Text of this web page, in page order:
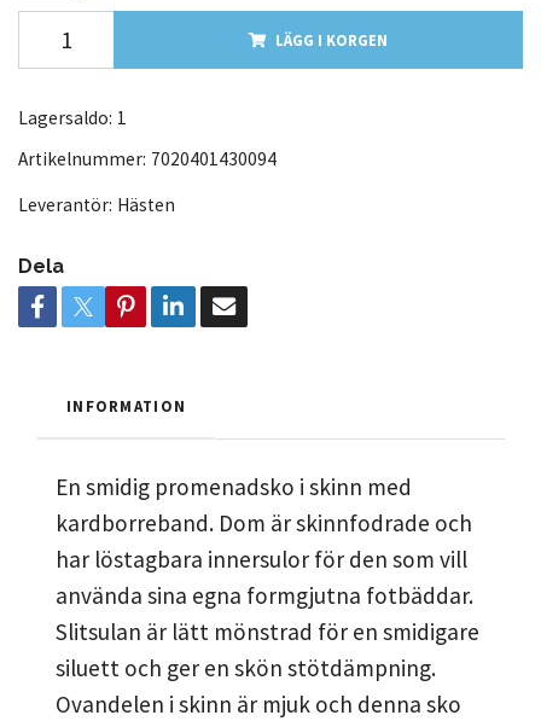
LÄGG I KORGEN
Lagersaldo: 1
Artikelnummer: 7020401430094
Leverantör: Hästen
Dela
INFORMATION
En smidig promenadsko i skinn med
kardborreband. Dom är skinnfodrade och
har löstagbara innersulor för den som vill
använda sina egna formgjutna fotbäddar.
Slitsulan är lätt mönstrad för en smidigare
siluett och ger en skön stötdämpning.
Ovandelen i skinn är mjuk och denna sko